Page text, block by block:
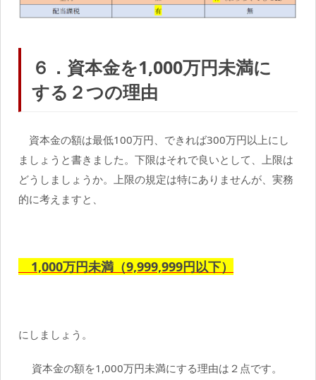
６．資本金を1,000万円未満に
する２つの理由
資本金の額は最低100万円、できれば300万円以上にし
ましょうと書きました。下限はそれで良いとして、上限は
どうしましょうか。上限の規定は特にありませんが、実務
的に考えますと、
1,000万円未満（9,999,999円以下）
にしましょう。
資本金の額を1,000万円未満にする理由は２点です。